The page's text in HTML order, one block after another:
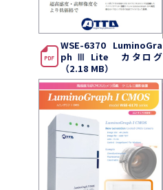
WSE-6370 LuminoGra
ph Ⅲ Lite カタログ
（2.18 MB）